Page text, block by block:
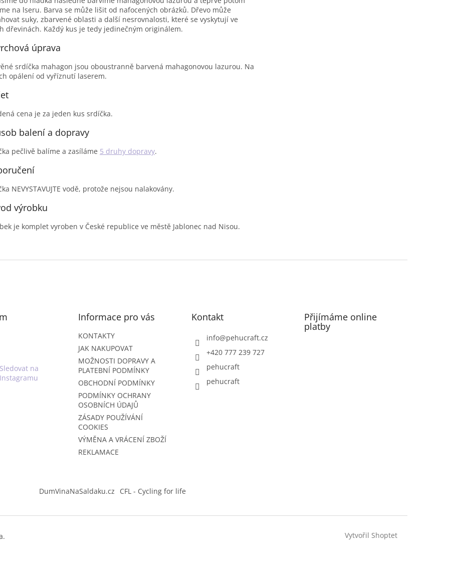
na lseru. Barva se může lišit od nafocených obrázků. Dřevo může
suky, zbarvené oblasti a další nesrovnalosti, které se vyskytují ve
dřevinách. Každý kus je tedy jedinečným originálem.
úprava
srdíčka mahagon jsou oboustranně barvená mahagonovou lazurou. Na
opálení od vyříznutí laserem.
cena je za jeden kus srdíčka.
balení a dopravy
pečlivě balíme a zasíláme 5 druhy dopravy.
NEVYSTAVUJTE vodě, protože nejsou nalakovány.
výrobku
je komplet vyroben v České republice ve městě Jablonec nad Nisou.
Sledovat na
Instagramu
Informace pro vás
KONTAKTY
JAK NAKUPOVAT
MOŽNOSTI DOPRAVY A
PLATEBNÍ PODMÍNKY
OBCHODNÍ PODMÍNKY
PODMÍNKY OCHRANY
OSOBNÍCH ÚDAJŮ
ZÁSADY POUŽÍVÁNÍ
COOKIES
VÝMĚNA A VRÁCENÍ ZBOŽÍ
REKLAMACE
Kontakt
info@pehucraft.cz
+420 777 239 727
pehucraft
pehucraft
Přijímáme online
platby
DumVinaNaSaldaku.cz CFL - Cycling for life
Vytvořil Shoptet